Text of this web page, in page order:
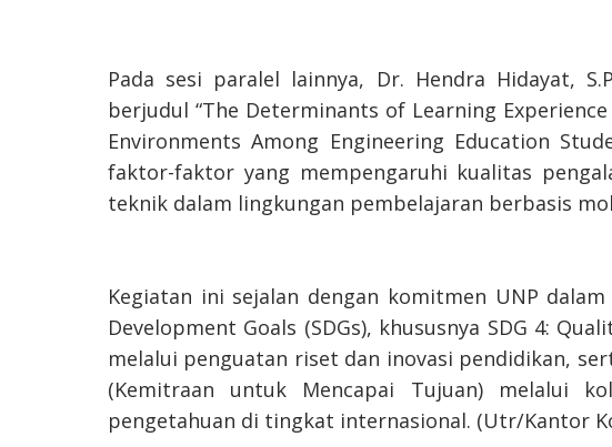
Pada sesi paralel lainnya, Dr. Hendra Hidayat,
berjudul “The Determinants of Learning
Environments Among Engineering Education
faktor-faktor yang mempengaruhi kualitas
teknik dalam lingkungan pembelajaran berbasis
Kegiatan ini sejalan dengan komitmen UNP
Development Goals (SDGs), khususnya SDG 4:
melalui penguatan riset dan inovasi pendidikan,
(Kemitraan untuk Mencapai Tujuan) melalui
pengetahuan di tingkat internasional. (Utr/Kantor